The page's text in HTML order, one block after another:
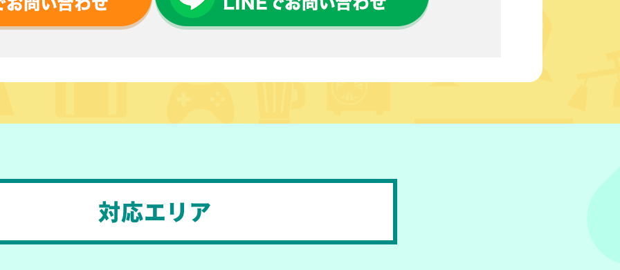
対応エリア